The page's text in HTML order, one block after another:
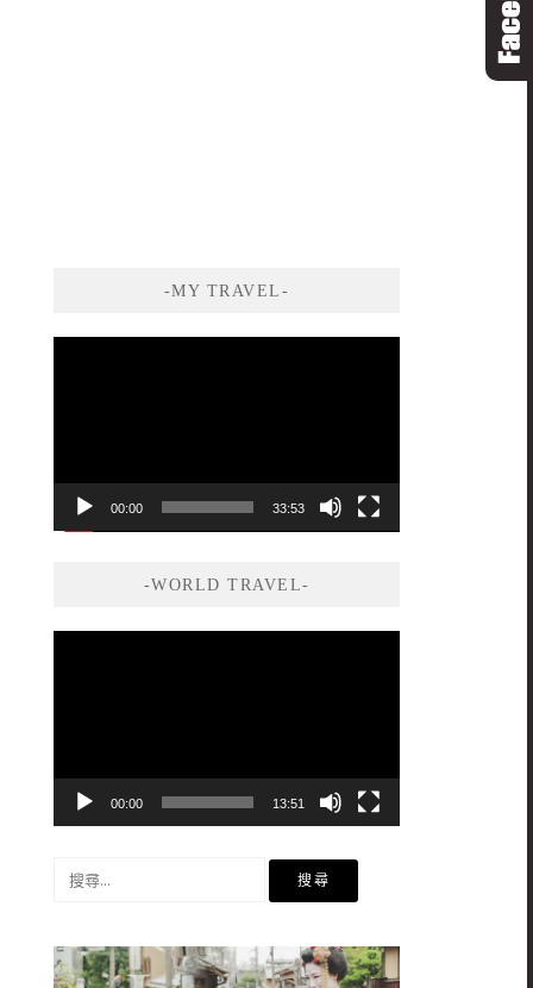
-MY TRAVEL-
00:00 33:53
-WORLD TRAVEL-
00:00 13:51
字: